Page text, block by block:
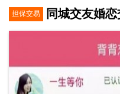
担保交易 同城交友婚